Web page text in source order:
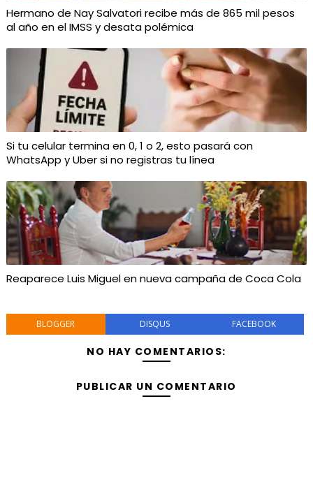
Hermano de Nay Salvatori recibe más de 865 mil pesos
al año en el IMSS y desata polémica
Si tu celular termina en 0, 1 o 2, esto pasará con
WhatsApp y Uber si no registras tu línea
Reaparece Luis Miguel en nueva campaña de Coca Cola
BLOGGER DISQUS FACEBOOK
NO HAY COMENTARIOS:
PUBLICAR UN COMENTARIO